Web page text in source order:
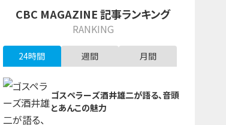
CBC MAGAZINE 記事ランキング
RANKING
24時間 週間 月間
ゴスペラーズ酒井雄二が語る、音頭
とあんこの魅力